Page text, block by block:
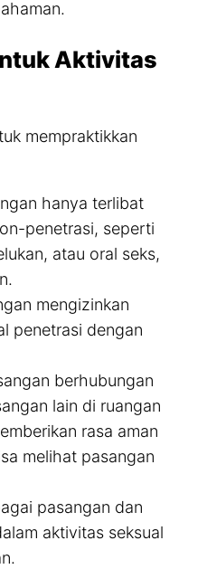
Aktivitas
mempraktikkan
hanya terlibat
penetrasi, seperti
atau oral seks,
mengizinkan
penetrasi dengan
berhubungan
lain di ruangan
rasa aman
melihat pasangan
pasangan dan
aktivitas seksual